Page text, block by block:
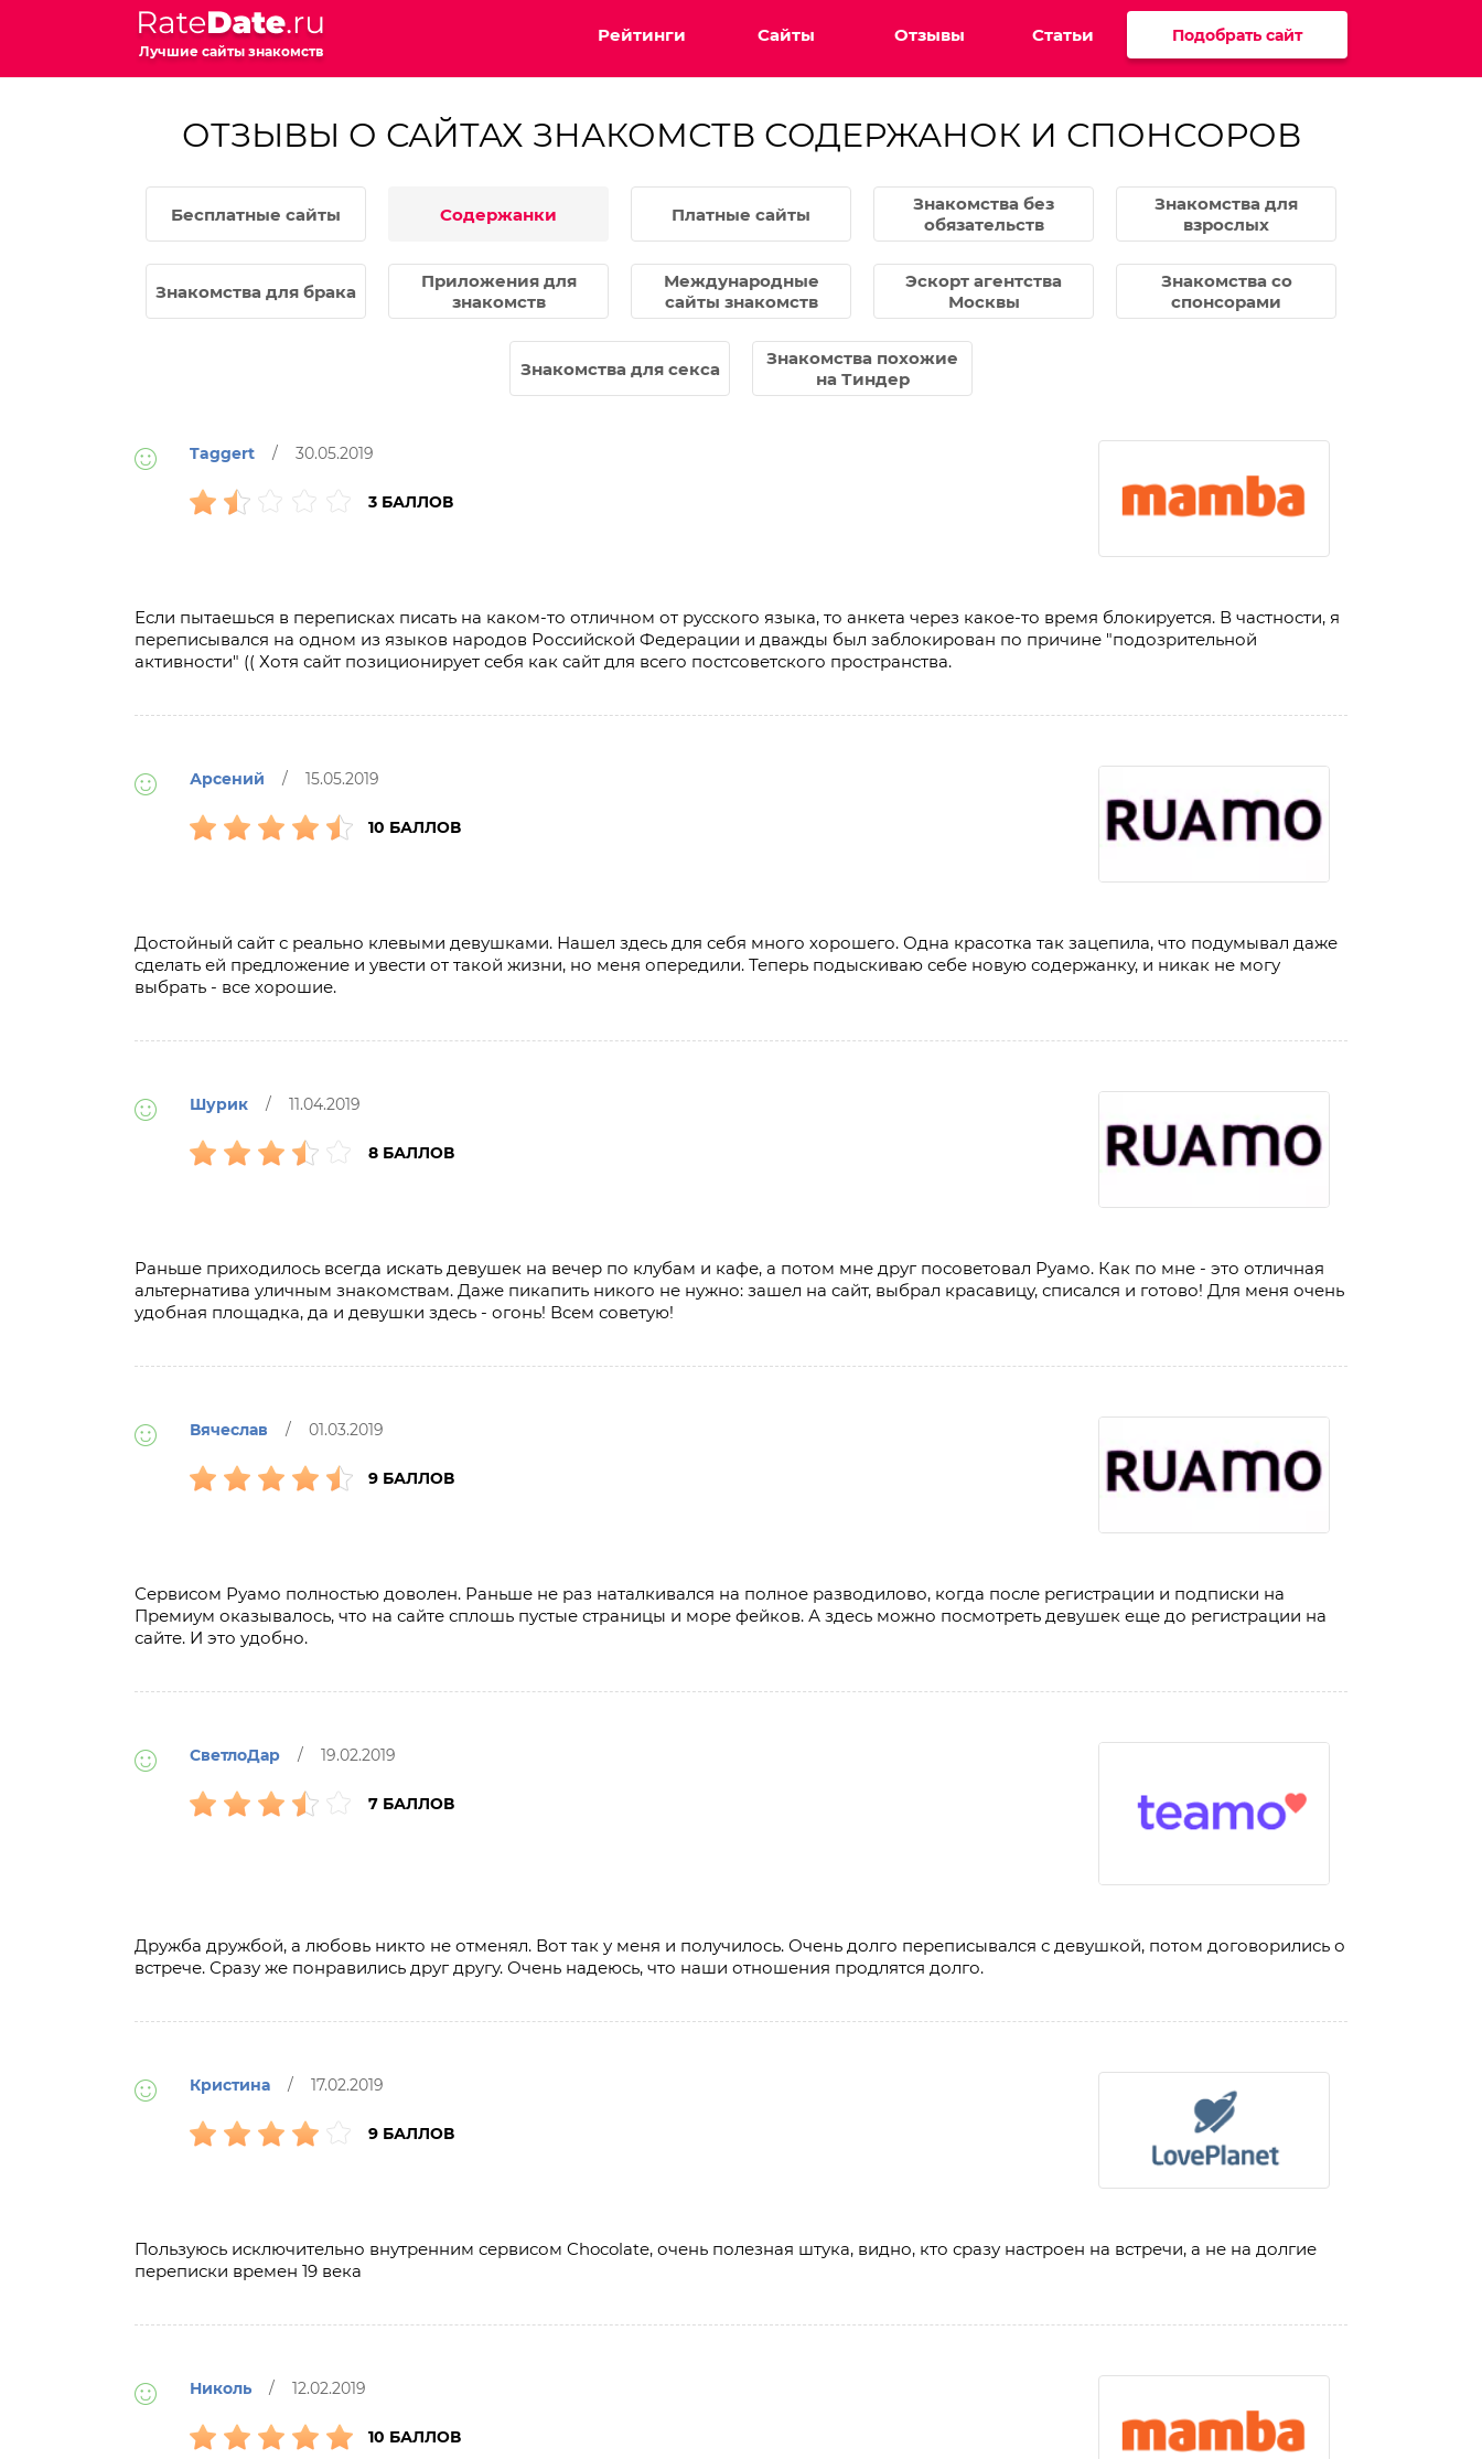
Лучшие сайты знакомств
Рейтинги Сайты Отзывы Статьи Подобрать сайт
ОТЗЫВЫ О САЙТАХ ЗНАКОМСТВ СОДЕРЖАНОК И СПОНСОРОВ
Бесплатные сайты Содержанки Платные сайты
Знакомства без
обязательств
Знакомства для
взрослых
Знакомства для брака
Приложения для
знакомств
Международные
сайты знакомств
Эскорт агентства
Москвы
Знакомства со
спонсорами
Знакомства для секса
Знакомства похожие
на Тиндер
Taggert / 30.05.2019
3 БАЛЛОВ
Если пытаешься в переписках писать на каком-то отличном от русского языка, то анкета через какое-то время блокируется. В частности, я
переписывался на одном из языков народов Российской Федерации и дважды был заблокирован по причине "подозрительной
активности" (( Хотя сайт позиционирует себя как сайт для всего постсоветского пространства.
Арсений / 15.05.2019
10 БАЛЛОВ
Достойный сайт с реально клевыми девушками. Нашел здесь для себя много хорошего. Одна красотка так зацепила, что подумывал даже
сделать ей предложение и увести от такой жизни, но меня опередили. Теперь подыскиваю себе новую содержанку, и никак не могу
выбрать - все хорошие.
Шурик / 11.04.2019
8 БАЛЛОВ
Раньше приходилось всегда искать девушек на вечер по клубам и кафе, а потом мне друг посоветовал Руамо. Как по мне - это отличная
альтернатива уличным знакомствам. Даже пикапить никого не нужно: зашел на сайт, выбрал красавицу, списался и готово! Для меня очень
удобная площадка, да и девушки здесь - огонь! Всем советую!
Вячеслав / 01.03.2019
9 БАЛЛОВ
Сервисом Руамо полностью доволен. Раньше не раз наталкивался на полное разводилово, когда после регистрации и подписки на
Премиум оказывалось, что на сайте сплошь пустые страницы и море фейков. А здесь можно посмотреть девушек еще до регистрации на
сайте. И это удобно.
СветлоДар / 19.02.2019
7 БАЛЛОВ
Дружба дружбой, а любовь никто не отменял. Вот так у меня и получилось. Очень долго переписывался с девушкой, потом договорились о
встрече. Сразу же понравились друг другу. Очень надеюсь, что наши отношения продлятся долго.
Кристина / 17.02.2019
9 БАЛЛОВ
Пользуюсь исключительно внутренним сервисом Chocolate, очень полезная штука, видно, кто сразу настроен на встречи, а не на долгие
переписки времен 19 века
Николь / 12.02.2019
10 БАЛЛОВ